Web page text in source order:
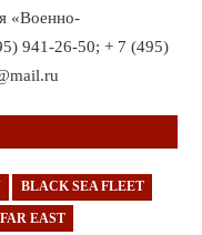
«Военно-
941-26-50; + 7 (495)
BLACK SEA FLEET
FAR EAST